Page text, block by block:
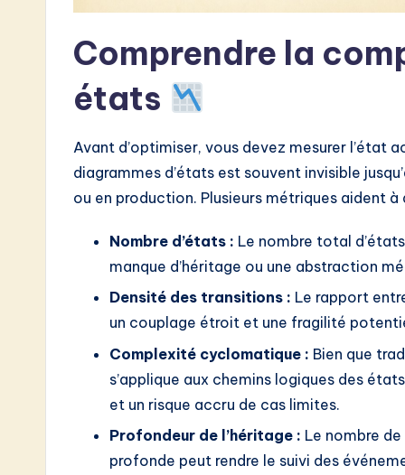
w
Comprendre la
états
Avant d’optimiser, vous devez mesurer l’état
diagrammes d’états est souvent invisible
ou en production. Plusieurs métriques aident
Nombre d’états : Le nombre total
manque d’héritage ou une abstraction
Densité des transitions : Le rapport
un couplage étroit et une fragilité
Complexité cyclomatique : Bien que
s’applique aux chemins logiques des
et un risque accru de cas limites.
Profondeur de l’héritage : Le nombre
profonde peut rendre le suivi des